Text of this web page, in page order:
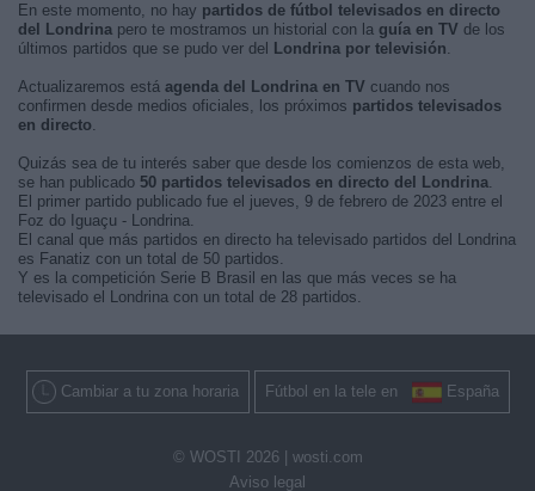
En este momento, no hay partidos de fútbol televisados en directo
del Londrina pero te mostramos un historial con la guía en TV de los
últimos partidos que se pudo ver del
Londrina por televisión.
Actualizaremos está agenda del Londrina en TV cuando nos
confirmen desde medios oficiales, los próximos partidos televisados
en directo.
Quizás sea de tu interés saber que desde los comienzos de esta web,
se han publicado 50 partidos televisados en directo del Londrina.
El primer partido publicado fue el jueves, 9 de febrero de 2023 entre el
Foz do Iguaçu - Londrina.
El canal que más partidos en directo ha televisado partidos del Londrina
es Fanatiz con un total de 50 partidos.
Y es la competición Serie B Brasil en las que más veces se ha
televisado el Londrina con un total de 28 partidos.
Cambiar a tu zona horaria Fútbol en la tele en España
© WOSTI 2026 | wosti.com
Aviso legal